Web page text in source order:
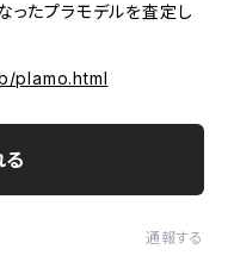
ったプラモデルを査定し
plamo.html
る
通報する